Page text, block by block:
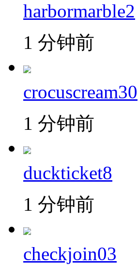
harbormarble2
1 分钟前
crocuscream30
1 分钟前
duckticket8
1 分钟前
checkjoin03